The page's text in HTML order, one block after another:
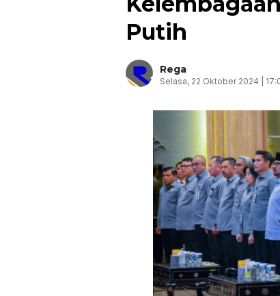
Putih
Rega
Selasa, 22 Oktober 2024 |